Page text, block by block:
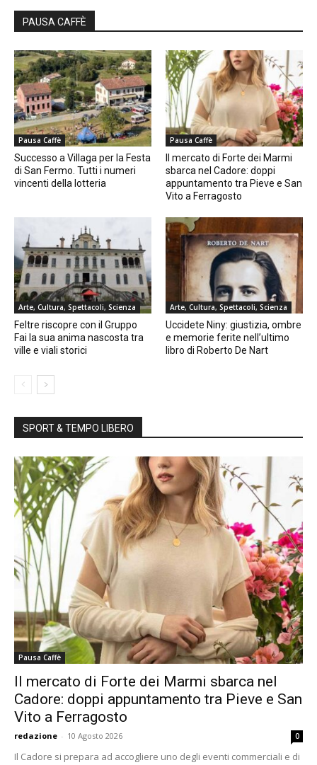
PAUSA CAFFÈ
Pausa Caffè
Successo a Villaga per la Festa
di San Fermo. Tutti i numeri
vincenti della lotteria
Pausa Caffè
Il mercato di Forte dei Marmi
sbarca nel Cadore: doppi
appuntamento tra Pieve e San
Vito a Ferragosto
Arte, Cultura, Spettacoli, Scienza
Feltre riscopre con il Gruppo
Fai la sua anima nascosta tra
ville e viali storici
Arte, Cultura, Spettacoli, Scienza
Uccidete Niny: giustizia, ombre
e memorie ferite nell’ultimo
libro di Roberto De Nart
SPORT & TEMPO LIBERO
Pausa Caffè
Il mercato di Forte dei Marmi sbarca nel
Cadore: doppi appuntamento tra Pieve e San
Vito a Ferragosto
redazione - 10 Agosto 2026 0
Il Cadore si prepara ad accogliere uno degli eventi commerciali e di